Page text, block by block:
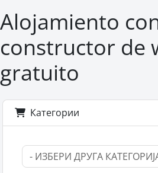
Alojamiento
constructor de
gratuito
Категории